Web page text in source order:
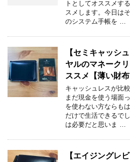
トとしてオススメす
スメします。今日は
のシステム手帳を …
【セミキャッシ
ヤルのマネーク
ススメ【薄い財布
キャッシュレスが比
まだ現金を使う場面
を使わない方ならも
だけで生活できるで
は必要だと思いま …
【エイジングレ